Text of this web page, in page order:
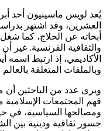
يُعد لويس ماسينيون أحد
العشرين، وقد اشتهر
أبحاثه عن الحلاج، كما
والثقافية الفرنسية. غير
الأكاديمي، إذ ارتبط اسمه
وبالملفات المتعلقة
ويرى عدد من الباحثين أن
فهم المجتمعات
ومصالحها السياسية، في
جسور ثقافية ودينية بين